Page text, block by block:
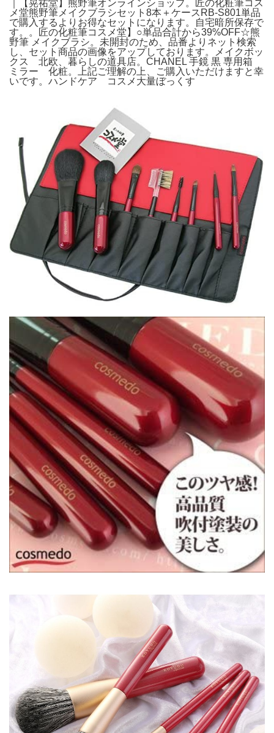
｜【晃祐堂】熊野筆オンラインショップ。匠の化粧筆コス
メ堂熊野筆メイクブラシセット8本＋ケースRB-S801単品
で購入するよりお得なセットになります。自宅暗所保存で
す。。匠の化粧筆コスメ堂】○単品合計から39%OFF☆熊
野筆 メイクブラシ。未開封のため、品番よりネット検索
し、セット商品の画像をアップしております。メイクボッ
クス 北欧、暮らしの道具店。CHANEL 手鏡 黒 専用箱
ミラー 化粧。上記ご理解の上、ご購入いただけますと幸
いです。ハンドケア コスメ大量ぼっくす